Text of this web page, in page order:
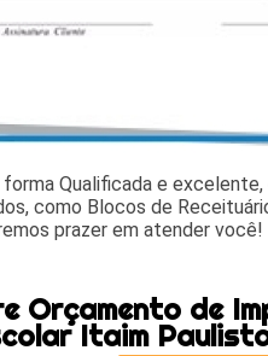
Qualificada e
como Blocos de
prazer em atender você!
Orçamento de
Itaim